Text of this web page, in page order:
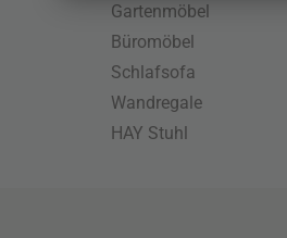
Gartenmöbel
Büromöbel
Schlafsofa
Wandregale
HAY Stuhl